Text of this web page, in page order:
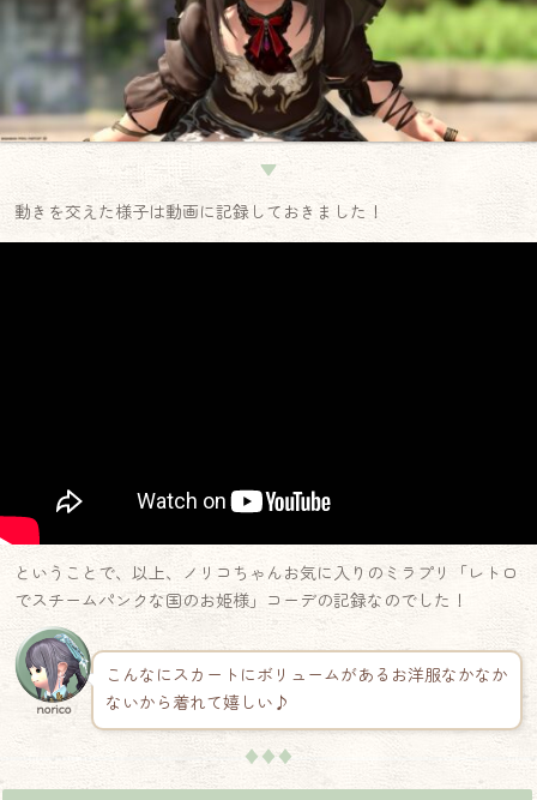
▼
動きを交えた様子は動画に記録しておきました！
ということで、以上、ノリコちゃんお気に入りのミラプリ「レトロ
でスチームパンクな国のお姫様」コーデの記録なのでした！
norico
こんなにスカートにボリュームがあるお洋服なかなか
ないから着れて嬉しい♪
♦♦♦